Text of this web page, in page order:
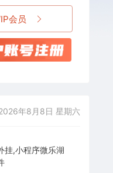
会员
年8月8日 星期六
挂,小程序微乐湖